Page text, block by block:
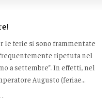
le ferie si sono frammentate
ripetuta nel
a settembre”. In effetti, nel
Augusto (feriae...